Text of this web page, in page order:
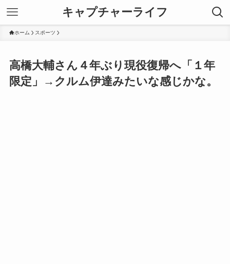
キャプチャーライフ
ホーム スポーツ
高橋大輔さん４年ぶり現役復帰へ「１年
限定」→クルム伊達みたいな感じかな。